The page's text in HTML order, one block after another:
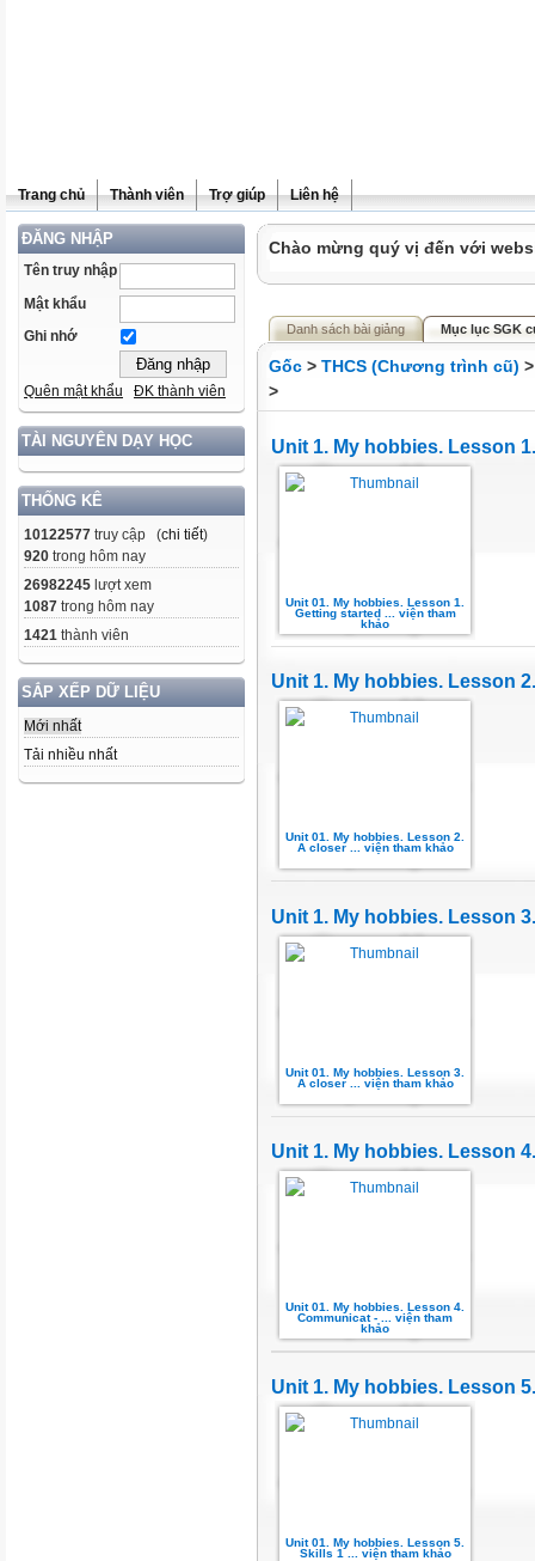
Trang chủ Thành viên Trợ giúp Liên hệ
ĐĂNG NHẬP
Tên truy nhập
Mật khẩu
Ghi nhớ
Quên mật khẩu ĐK thành viên
TÀI NGUYÊN DẠY HỌC
THỐNG KÊ
10122577 truy cập (chi tiết)
920 trong hôm nay
26982245 lượt xem
1087 trong hôm nay
1421 thành viên
SẮP XẾP DỮ LIỆU
Mới nhất
Tải nhiều nhất
Chào mừng quý vị đến với
Danh sách bài giảng Mục lục SGK
Gốc > THCS (Chương trình cũ)
>
Unit 1. My hobbies. Lesson
Unit 01. My hobbies. Lesson 1.
Getting started ... viện tham
khảo
Unit 1. My hobbies. Lesson
Unit 01. My hobbies. Lesson 2.
A closer ... viện tham khảo
Unit 1. My hobbies. Lesson
Unit 01. My hobbies. Lesson 3.
A closer ... viện tham khảo
Unit 1. My hobbies. Lesson
Unit 01. My hobbies. Lesson 4.
Communicat - ... viện tham
khảo
Unit 1. My hobbies. Lesson
Unit 01. My hobbies. Lesson 5.
Skills 1 ... viện tham khảo